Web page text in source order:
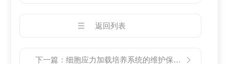
返回列表
下一篇：细胞应力加载培养系统的维护保养方法分享